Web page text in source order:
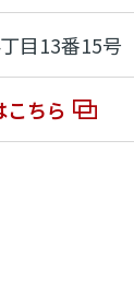
目13番15号
こちら